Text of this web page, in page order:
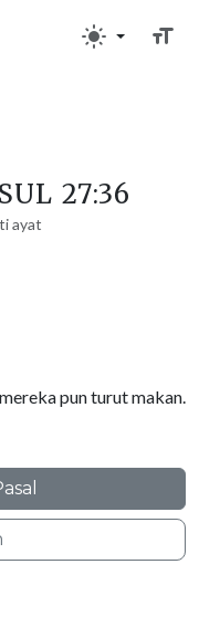
27:36
ayat
pun turut makan.